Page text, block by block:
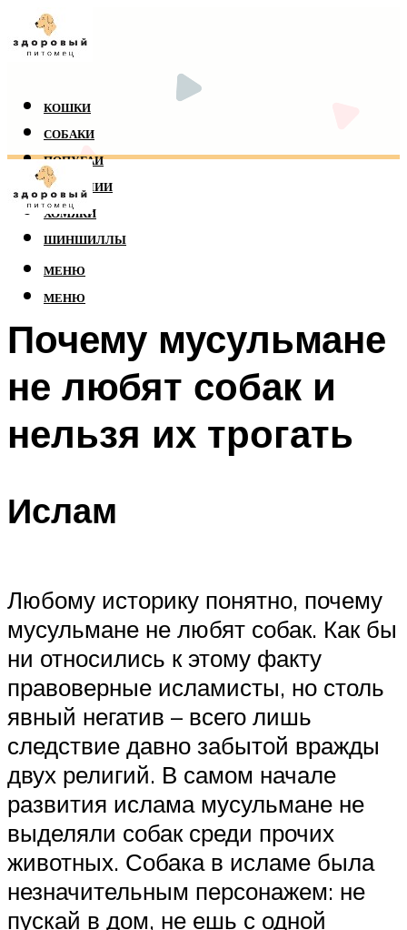
КОШКИ
СОБАКИ
ПОПУГАИ
РЕПТИЛИИ
ХОМЯКИ
ШИНШИЛЛЫ
МЕНЮ
МЕНЮ
Почему мусульмане
не любят собак и
нельзя их трогать
Ислам
Любому историку понятно, почему
мусульмане не любят собак. Как бы
ни относились к этому факту
правоверные исламисты, но столь
явный негатив – всего лишь
следствие давно забытой вражды
двух религий. В самом начале
развития ислама мусульмане не
выделяли собак среди прочих
животных. Собака в исламе была
незначительным персонажем: не
пускай в дом, не ешь с одной